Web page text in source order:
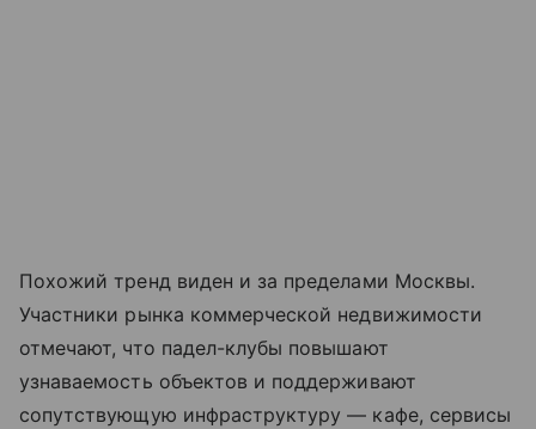
Похожий тренд виден и за пределами Москвы.
Участники рынка коммерческой недвижимости
отмечают, что падел-клубы повышают
узнаваемость объектов и поддерживают
сопутствующую инфраструктуру — кафе, сервисы